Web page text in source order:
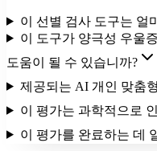
이 선별 검사 도구는 얼
이 도구가 양극성 우울
도움이 될 수 있습니까?
제공되는 AI 개인 맞춤
이 평가는 과학적으로
이 평가를 완료하는 데